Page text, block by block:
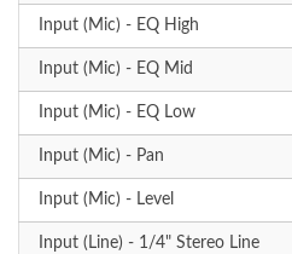
Input (Mic) - EQ High
Input (Mic) - EQ Mid
Input (Mic) - EQ Low
Input (Mic) - Pan
Input (Mic) - Level
Input (Line) - 1/4" Stereo Line